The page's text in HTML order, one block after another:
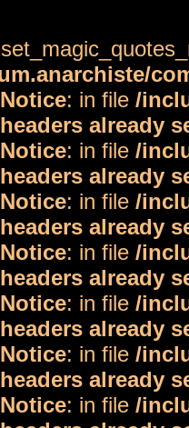
: in file /
already
: in file /
already
: in file /
already
: in file /
already
: in file /
already
: in file /
already
: in file /